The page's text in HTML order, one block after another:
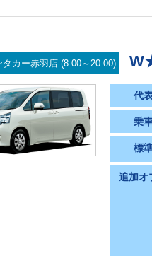
タカー赤羽店 (8:00～20:00)
代
乗
標
追加オ